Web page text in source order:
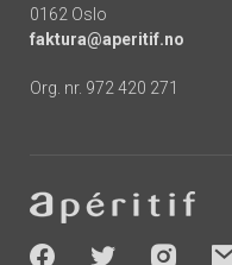
0162 Oslo
faktura@aperitif.no
Org. nr. 972 420 271
-